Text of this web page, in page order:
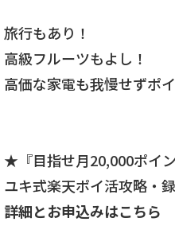
旅行もあり！
高級フルーツもよし！
高価な家電も我慢せずポ
★『目指せ月20,000ポイ
ユキ式楽天ポイ活攻略・録
詳細とお申込みはこちら